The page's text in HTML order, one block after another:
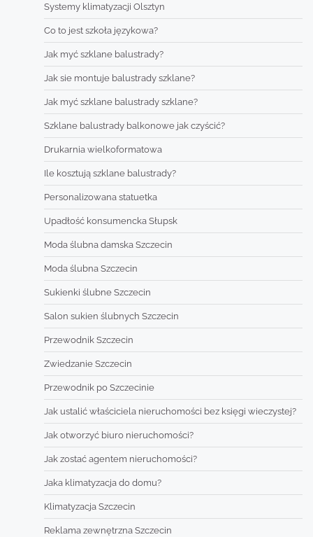
Systemy klimatyzacji Olsztyn
Co to jest szkoła językowa?
Jak myć szklane balustrady?
Jak sie montuje balustrady szklane?
Jak myć szklane balustrady szklane?
Szklane balustrady balkonowe jak czyścić?
Drukarnia wielkoformatowa
Ile kosztują szklane balustrady?
Personalizowana statuetka
Upadłość konsumencka Słupsk
Moda ślubna damska Szczecin
Moda ślubna Szczecin
Sukienki ślubne Szczecin
Salon sukien ślubnych Szczecin
Przewodnik Szczecin
Zwiedzanie Szczecin
Przewodnik po Szczecinie
Jak ustalić właściciela nieruchomości bez księgi wieczystej?
Jak otworzyć biuro nieruchomości?
Jak zostać agentem nieruchomości?
Jaka klimatyzacja do domu?
Klimatyzacja Szczecin
Reklama zewnętrzna Szczecin